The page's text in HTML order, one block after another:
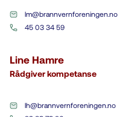
lm@brannvernforeningen.no
45 03 34 59
Line Hamre
Rådgiver kompetanse
lh@brannvernforeningen.no